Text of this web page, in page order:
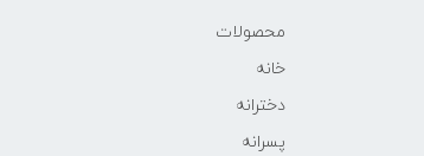
محصولات
خانه
دخترانه
پسرانه